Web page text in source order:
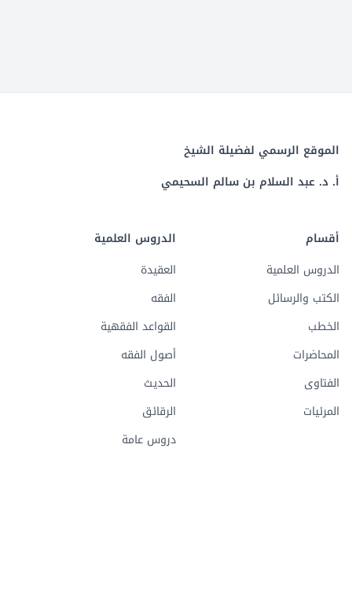
الموقع الرسمي لفضيلة الشيخ
أ. د. عبد السلام بن سالم السحيمي
أقسام
الدروس العلمية
الكتب والرسائل
الخطب
المحاضرات
الفتاوى
المرئيات
الدروس العلمية
العقيدة
الفقه
القواعد الفقهية
أصول الفقه
الحديث
الرقائق
دروس عامة